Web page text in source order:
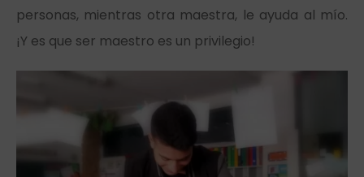
personas, mientras otra maestra, le ayuda al mío.
¡Y es que ser maestro es un privilegio!